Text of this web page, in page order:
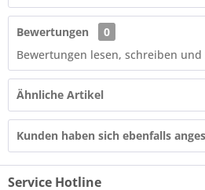
Bewertungen
0
Bewertungen lesen, schreiben
Ähnliche Artikel
Kunden haben sich ebenfalls
Service Hotline